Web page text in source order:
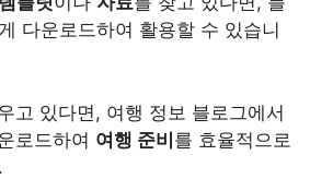
다운로드하여 활용할 수 있습니
고 있다면, 여행 정보 블로그에서
로드하여 여행 준비를 효율적으로